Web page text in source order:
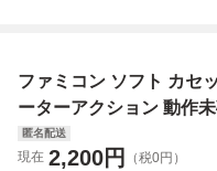
トロゲーム 当時物
ファミコン ソフト カセ
ーターアクション 動作
匿名配送
現在 2,200円 （税0円）